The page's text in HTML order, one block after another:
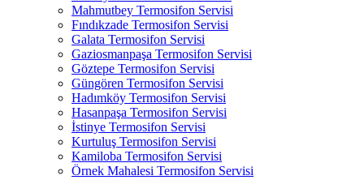
Mahmutbey Termosifon Servisi
Fındıkzade Termosifon Servisi
Galata Termosifon Servisi
Gaziosmanpaşa Termosifon Servisi
Göztepe Termosifon Servisi
Güngören Termosifon Servisi
Hadımköy Termosifon Servisi
Hasanpaşa Termosifon Servisi
İstinye Termosifon Servisi
Kurtuluş Termosifon Servisi
Kamiloba Termosifon Servisi
Örnek Mahalesi Termosifon Servisi